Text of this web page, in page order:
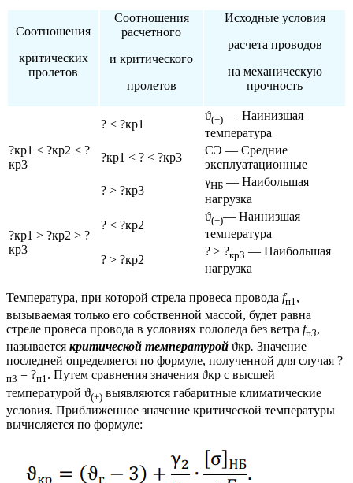
Соотношения
критических
пролетов
Соотношения
расчетного
и критического
пролетов
Исходные условия
расчета проводов
на механическую
прочность
?кр1 < ?кр2 < ?
кр3
? < ?кр1
ϑ(−) — Наинизшая
температура
?кр1 < ? < ?кр3
СЭ — Средние
эксплуатационные
? > ?кр3
γНБ — Наибольшая
нагрузка
?кр1 > ?кр2 > ?
кр3
? < ?кр2
ϑ(−)— Наинизшая
температура
? > ?кр2
? > ?кр3 — Наибольшая
нагрузка
Температура, при которой стрела провеса провода fп1,
вызываемая только его собственной массой, будет равна
стреле провеса провода в условиях гололеда без ветра fп3,
называется критической температурой ϑкр. Значение
последней определяется по формуле, полученной для случая ?
п3 = ?п1. Путем сравнения значения ϑкр с высшей
температурой ϑ(+) выявляются габаритные климатические
условия. Приближенное значение критической температуры
вычисляется по формуле: